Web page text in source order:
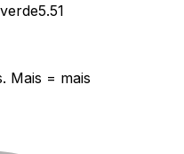
5.51
Mais = mais